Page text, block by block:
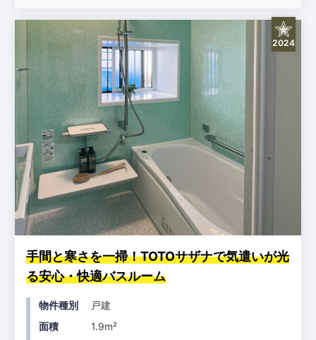
2024
手間と寒さを一掃！TOTOサザナで気遣いが光
る安心・快適バスルーム
物件種別
戸建
面積
1.9m²